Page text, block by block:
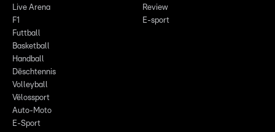
Live Arena
F1
Futtball
Basketball
Handball
Dëschtennis
Volleyball
Vëlossport
Auto-Moto
E-Sport
Review
E-sport